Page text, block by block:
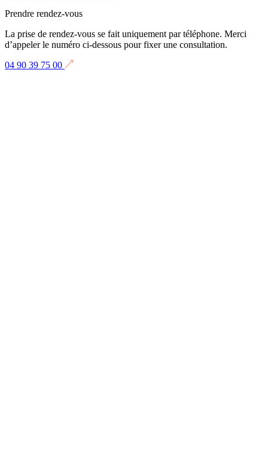
Prendre rendez-vous
La prise de rendez-vous se fait uniquement par téléphone. Merci
d’appeler le numéro ci-dessous pour fixer une consultation.
04 90 39 75 00